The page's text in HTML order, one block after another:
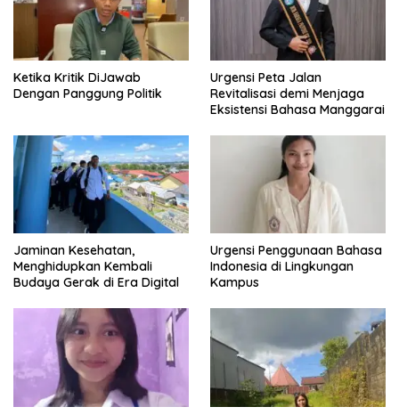
Ketika Kritik DiJawab
Dengan Panggung Politik
Urgensi Peta Jalan
Revitalisasi demi Menjaga
Eksistensi Bahasa Manggarai
Jaminan Kesehatan,
Menghidupkan Kembali
Budaya Gerak di Era Digital
Urgensi Penggunaan Bahasa
Indonesia di Lingkungan
Kampus